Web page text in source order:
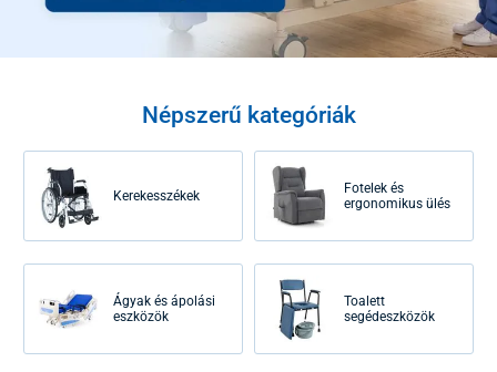
Népszerű kategóriák
Kerekesszékek
Fotelek és
ergonomikus ülés
Ágyak és ápolási
eszközök
Toalett
segédeszközök